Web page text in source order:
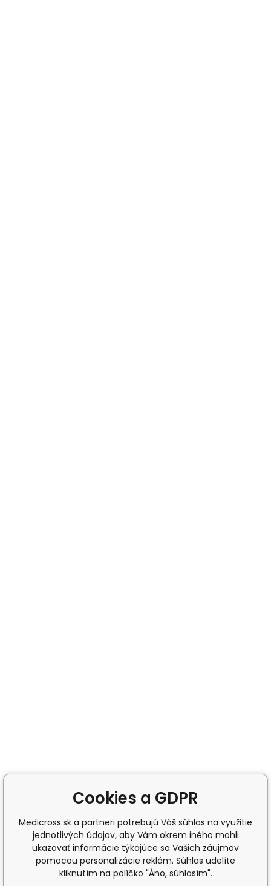
Cookies a GDPR
Medicross.sk a partneri potrebujú Váš súhlas na využitie
jednotlivých údajov, aby Vám okrem iného mohli
ukazovať informácie týkajúce sa Vašich záujmov
pomocou personalizácie reklám. Súhlas udelíte
kliknutím na políčko "Áno, súhlasím".